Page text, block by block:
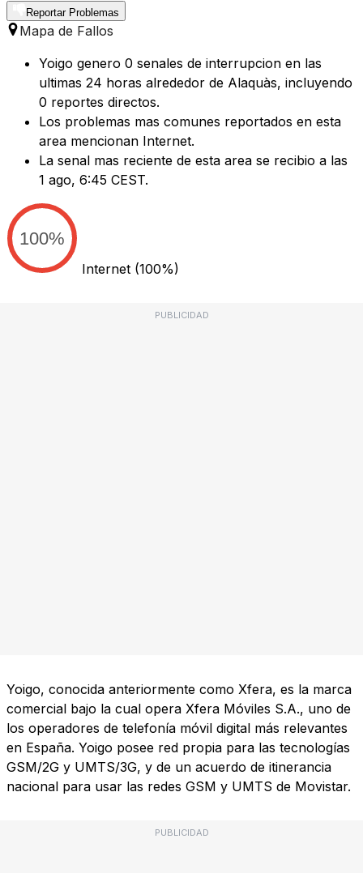
Reportar Problemas
Mapa de Fallos
Yoigo genero 0 senales de interrupcion en las
ultimas 24 horas alrededor de Alaquàs, incluyendo
0 reportes directos.
Los problemas mas comunes reportados en esta
area mencionan Internet.
La senal mas reciente de esta area se recibio a las
1 ago, 6:45 CEST.
100%
Internet (100%)
PUBLICIDAD
Yoigo, conocida anteriormente como Xfera, es la marca
comercial bajo la cual opera Xfera Móviles S.A., uno de
los operadores de telefonía móvil digital más relevantes
en España. Yoigo posee red propia para las tecnologías
GSM/2G y UMTS/3G, y de un acuerdo de itinerancia
nacional para usar las redes GSM y UMTS de Movistar.
PUBLICIDAD